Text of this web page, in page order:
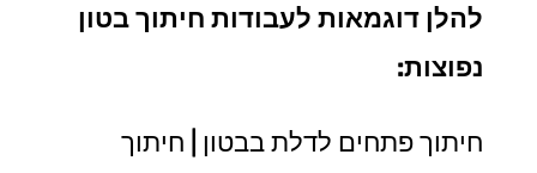
להלן דוגמאות לעבודות חיתוך בטון
נפוצות:
חיתוך פתחים לדלת בבטון | חיתוך